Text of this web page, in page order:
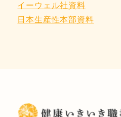
イーウェル社資料
日本生産性本部資料